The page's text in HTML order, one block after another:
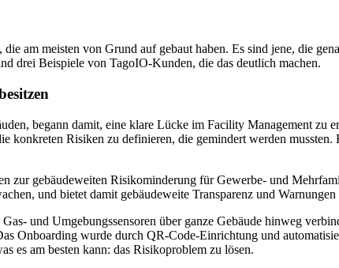
am meisten von Grund auf gebaut haben. Es sind jene, die
drei Beispiele von TagoIO-Kunden, die das deutlich machen.
begann damit, eine klare Lücke im Facility Management zu
konkreten Risiken zu definieren, die gemindert werden
zur gebäudeweiten Risikominderung für Gewerbe- und
und bietet damit gebäudeweite Transparenz und
und Umgebungssensoren über ganze Gebäude hinweg
Onboarding wurde durch QR-Code-Einrichtung und
es am besten kann: das Risikoproblem zu lösen.